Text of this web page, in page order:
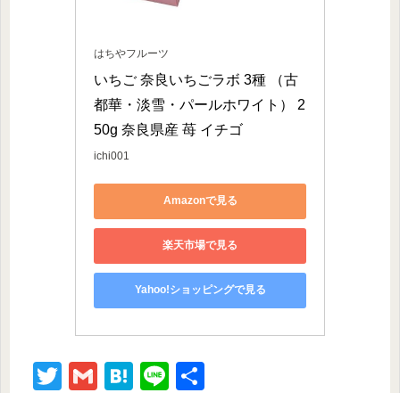
はちやフルーツ
いちご 奈良いちごラボ 3種 （古
都華・淡雪・パールホワイト） 2
50g 奈良県産 苺 イチゴ
ichi001
Amazonで見る
楽天市場で見る
Yahoo!ショッピングで見る
T
G
H
Li